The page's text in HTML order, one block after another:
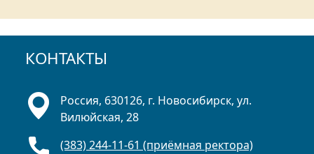
КОНТАКТЫ
Россия, 630126, г. Новосибирск, ул.
Вилюйская, 28
(383) 244-11-61 (приёмная ректора)